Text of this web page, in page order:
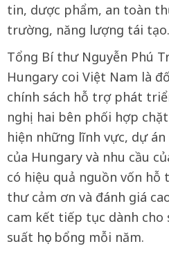
tin, dược phẩm, an toàn
trường, năng lượng tái
Tổng Bí thư Nguyễn Phú
Hungary coi Việt Nam là
chính sách hỗ trợ phát
nghị hai bên phối hợp chặt
hiện những lĩnh vực, dự
của Hungary và nhu cầu
có hiệu quả nguồn vốn
thư cảm ơn và đánh giá
cam kết tiếp tục dành cho
suất học bổng mỗi năm.